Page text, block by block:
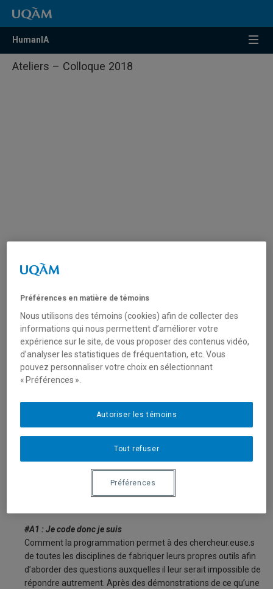
HumanIA
Ateliers – Colloque 2018
colloque HumanIA 2018
#A1 : Je code donc je suis
Comment la programmation permet à des chercheur.euse.s
de toutes les disciplines de fabriquer leurs propres outils afin
d’aborder des questions auxquelles il leur serait impossible de
répondre autrement. Après des démonstrations de ce qu’une
Préférences en matière de témoins
Nous utilisons des témoins (cookies) afin de collecter des
informations qui nous permettent d’améliorer votre
expérience sur le site, de vous proposer des contenus vidéo,
d’analyser les statistiques de fréquentation, etc. Vous
pouvez personnaliser votre choix en sélectionnant
« Préférences ».
Tout refuser
Autoriser les témoins
Préférences